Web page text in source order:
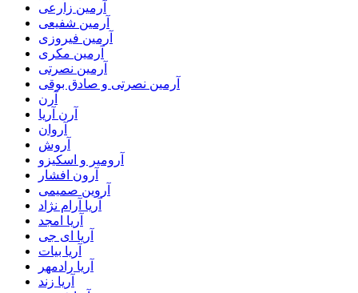
آرمین زارعی
آرمین شفیعی
آرمین فیروزی
آرمین مکری
آرمین نصرتی
آرمین نصرتی و صادق بوقی
آرن
آرن آریا
آروان
آروش
آرومیر و اسکیزو
آرون افشار
آروین صمیمی
آریا آرام نژاد
آریا امجد
آریا ای جی
آریا بیات
آریا رادمهر
آریا زند